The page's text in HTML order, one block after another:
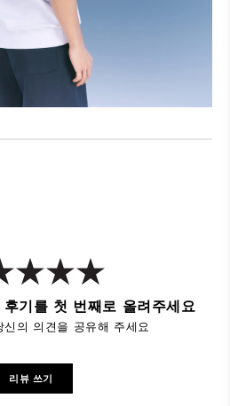
기를 첫 번째로 올려주세요
신의 의견을 공유해 주세요
리뷰 쓰기